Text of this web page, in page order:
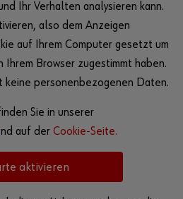
CRM
Ihr Verhalten analysieren kann.
also dem Anzeigen
auf Ihrem Computer gesetzt um
Ihrem Browser zugestimmt haben.
keine personenbezogenen Daten.
Sie in unserer
auf der Cookie-Seite.
aktivieren